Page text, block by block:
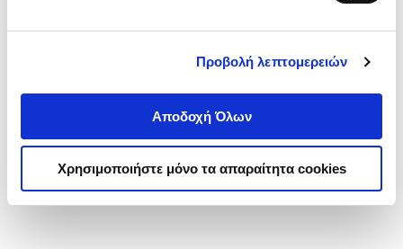
Προβολή λεπτομερειών
Αποδοχή Όλων
Χρησιμοποιήστε μόνο τα απαραίτητα cookies